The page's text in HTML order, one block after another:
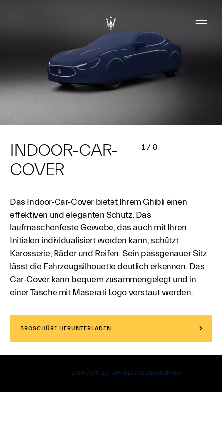
1/9
INDOOR-CAR-
COVER
1/9
Das Indoor-Car-Cover bietet Ihrem Ghibli einen
effektiven und eleganten Schutz. Das
laufmaschenfeste Gewebe, das auch mit Ihren
Initialen individualisiert werden kann, schützt
Karosserie, Räder und Reifen. Sein passgenauer Sitz
lässt die Fahrzeugsilhouette deutlich erkennen. Das
Car-Cover kann bequem zusammengelegt und in
einer Tasche mit Maserati Logo verstaut werden.
BROSCHÜRE HERUNTERLADEN
ZURÜCK ZU GHIBLI ACCESSORIES